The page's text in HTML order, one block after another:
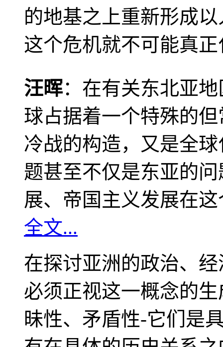
的地基之上重新形成
这个危机就不可能真
汪晖：在有关东北亚
球占据着一个特殊的
冷战的构造，又是全
题甚至不仅是东亚的
展、帝国主义发展在
全文...
在探讨亚洲的政治、
必须正视这一概念的
昧性、矛盾性-它们是